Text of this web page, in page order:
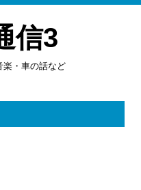
信3
楽・車の話など